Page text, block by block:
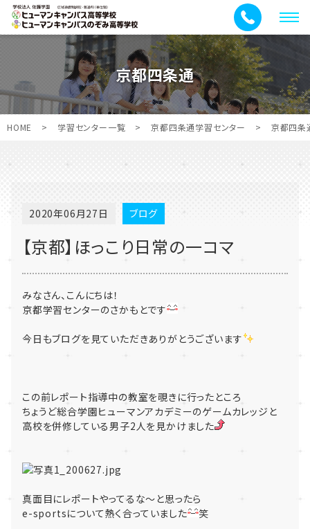
メ
ニ
ュ
ー
京都四条通
HOME > 学習センター一覧 > 京都四条通学習センター > 京都四条
2020年06月27日 ブログ
【京都】ほっこり日常の一コマ
みなさん、こんにちは！
京都学習センターのさかもとです
今日もブログを見ていただきありがとうございます
この前レポート指導中の教室を覗きに行ったところ
ちょうど総合学園ヒューマンアカデミーのゲームカレッジと
高校を併修している男子2人を見かけました
真面目にレポートやってるな～と思ったら
e-sportsについて熱く合っていました
笑